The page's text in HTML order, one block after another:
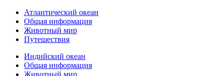
Атлантический океан
Общая информация
Животный мир
Путешествия
Индийский океан
Общая информация
Животный мир